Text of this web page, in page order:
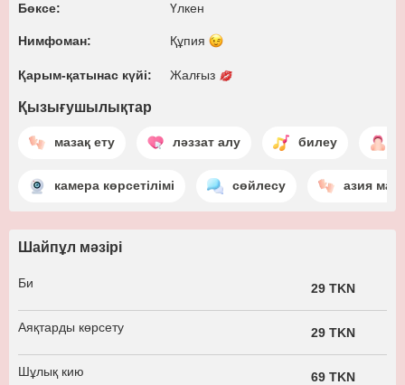
Бөксе: Үлкен
Нимфоман: Құпия
Қарым-қатынас күйі: Жалғыз
Қызығушылықтар
мазақ ету ләззат алу билеу
камера көрсетілімі сөйлесу азия
Шайпұл мәзірі
Би 29 TKN
Аяқтарды көрсету 29 TKN
Шұлық кию 69 TKN